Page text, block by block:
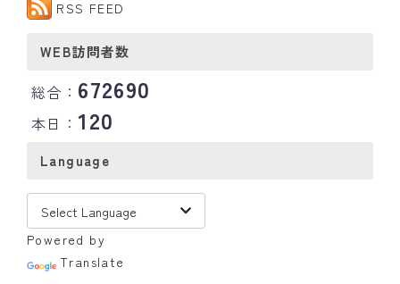
RSS FEED
WEB訪問者数
総合： 672690
本日：120
Language
Powered by
Translate